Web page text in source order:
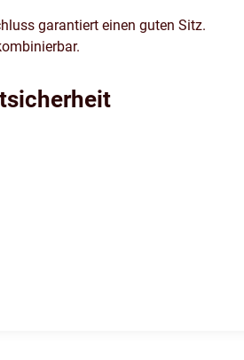
garantiert einen guten Sitz.